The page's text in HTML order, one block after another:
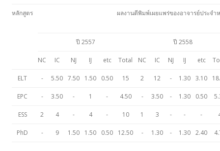
หลักสูตร ผลงานตีพิมพ์เผยแพร่ของอาจารย์ประจำ
ปี 2557 ปี 2558
NC IC NJ IJ etc Total NC IC NJ IJ etc
ELT - 5.50 7.50 1.50 0.50 15 2 12 - 1.30 3.10
EPC - 3.50 - 1 - 4.50 - 3.50 - 1.30 0.50
ESS 2 4 - 4 - 10 1 3 - - -
PhD - 9 1.50 1.50 0.50 12.50 - 1.30 - 1.30 2.40